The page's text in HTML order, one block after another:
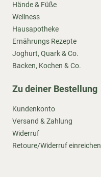
Hände & Füße
Wellness
Hausapotheke
Ernährungs Rezepte
Joghurt, Quark & Co.
Backen, Kochen & Co.
Zu deiner Bestellung
Kundenkonto
Versand & Zahlung
Widerruf
Retoure/Widerruf einreichen